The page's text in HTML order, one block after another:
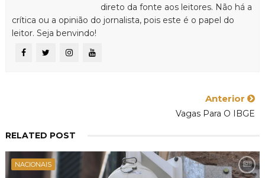
direto da fonte aos leitores. Não há a
crítica ou a opinião do jornalista, pois este é o papel do
leitor. Seja benvindo!
Anterior
Vagas Para O IBGE
RELATED POST
NACIONAIS